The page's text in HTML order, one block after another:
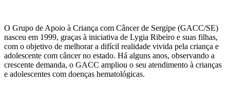
O Grupo de Apoio à Criança com Câncer de Sergipe (GACC/SE)
nasceu em 1999, graças à iniciativa de Lygia Ribeiro e suas filhas,
com o objetivo de melhorar a difícil realidade vivida pela criança e
adolescente com câncer no estado. Há alguns anos, observando a
crescente demanda, o GACC ampliou o seu atendimento à crianças
e adolescentes com doenças hematológicas.